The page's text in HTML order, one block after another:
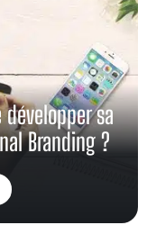
sa
Branding ?